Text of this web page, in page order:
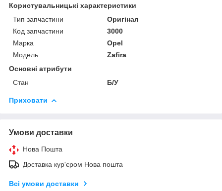
Користувальницькі характеристики
Тип запчастини
Оригінал
Код запчастини
3000
Марка
Opel
Модель
Zafira
Основні атрибути
Стан
Б/У
Приховати
Умови доставки
Нова Пошта
Доставка кур'єром Нова пошта
Всі умови доставки